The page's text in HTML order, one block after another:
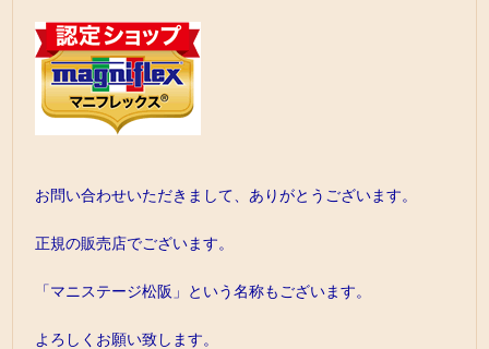
お問い合わせいただきまして、ありがとうございます。
正規の販売店でございます。
「マニステージ松阪」という名称もございます。
よろしくお願い致します。